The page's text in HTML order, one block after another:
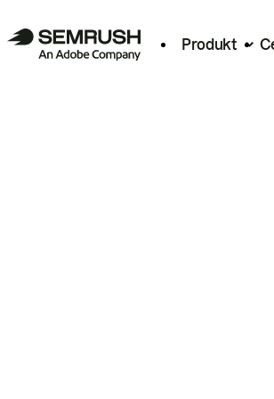
Produkt